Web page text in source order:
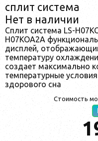
сплит система
Нет в наличии
Сплит система LS-
H07KOA2A
дисплей,
температуру
создает максимально
температурные
здорового сна
Стоимость